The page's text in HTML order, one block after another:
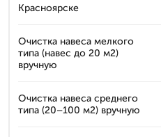
Красноярске
Очистка навеса мелкого
типа (навес до 20 м2)
вручную
Очистка навеса среднего
типа (20–100 м2) вручную